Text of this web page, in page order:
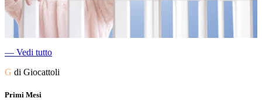
― Vedi tutto
G di Giocattoli
Primi Mesi